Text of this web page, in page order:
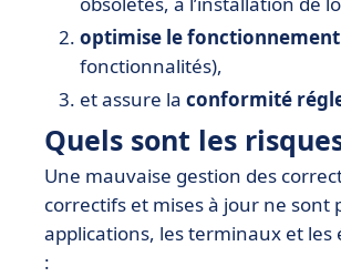
optimise le fonctionnement
fonctionnalités),
et assure la conformité
Quels sont les
Une mauvaise gestion des
correctifs et mises à jour ne sont
applications, les terminaux et
: